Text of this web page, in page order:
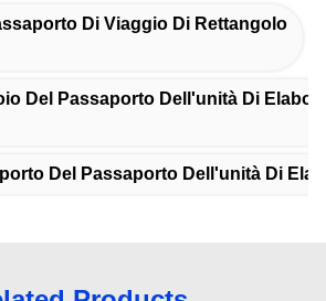
Di Viaggio Di Rettangolo
Del Passaporto Dell'unità Di
Del Passaporto Dell'unità Di